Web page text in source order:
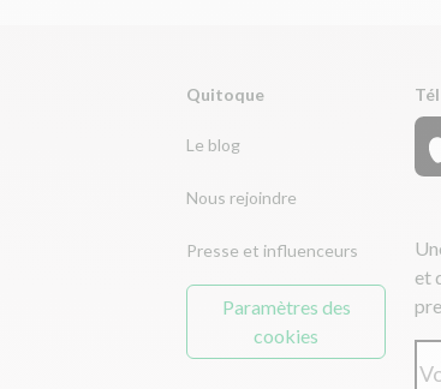
Quitoque
Le blog
Nous rejoindre
Presse et influenceurs
Paramètres des
cookies
et